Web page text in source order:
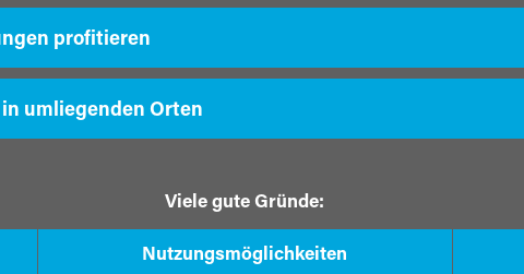
profitieren
umliegenden Orten
Viele gute Gründe:
Nutzungsmöglichkeiten